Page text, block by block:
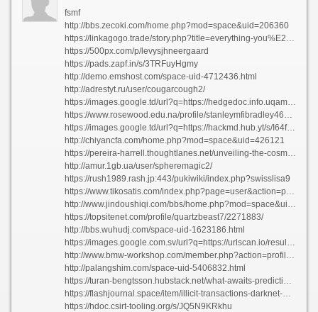
fsmf
http://bbs.zecoki.com/home.php?mod=space&uid=206360
https://linkagogo.trade/story.php?title=everything-you%E2%80%99ll-need-to-know-regarding-wellness#discuss
https://500px.com/p/levysjhneergaard
https://pads.zapf.in/s/3TRFuyHgmy
http://demo.emshost.com/space-uid-4712436.html
http://adrestyt.ru/user/cougarcough2/
https://images.google.td/url?q=https://hedgedoc.info.uqam.ca/s/XQyLZFTNt
https://www.rosewood.edu.na/profile/stanleymfibradley46979/profile
https://images.google.td/url?q=https://hackmd.hub.yt/s/I64fshi8Q
http://chiyancfa.com/home.php?mod=space&uid=426121
https://pereira-harrell.thoughtlanes.net/unveiling-the-cosmos-all-about-exploring-space
http://amur.1gb.ua/user/spheremagic2/
https://rush1989.rash.jp:443/pukiwiki/index.php?swisslisa9
https://www.tikosatis.com/index.php?page=user&action=pub_profile&id=803724
http://www.jindoushiqi.com/bbs/home.php?mod=space&uid=406080
https://topsitenet.com/profile/quartzbeast7/2271883/
http://bbs.wuhudj.com/space-uid-1623186.html
https://images.google.com.sv/url?q=https://urlscan.io/result/019fbe3c-5c5b-73ad-9f9e-65bafde99045/
http://www.bmw-workshop.com/member.php?action=profile&uid=81341
http://palangshim.com/space-uid-5406832.html
https://turan-bengtsson.hubstack.net/what-awaits-predictions-for-darknet-markets-in-twenty-twenty-six
https://flashjournal.space/item/illicit-transactions-darknet-marketplace-advancements-for-the-upcoming-year-2026
https://hdoc.csirt-tooling.org/s/JQ5N9KRkhu